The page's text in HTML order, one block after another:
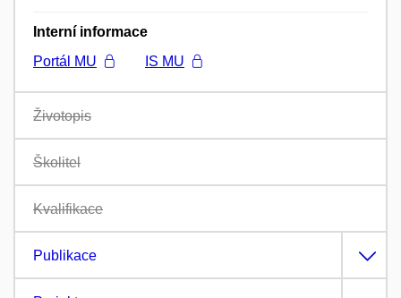
Interní informace
Portál MU
IS MU
Životopis
Školitel
Kvalifikace
Publikace